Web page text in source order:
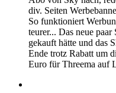
div. Seiten
So funktioniert
teurer... Das neue
gekauft hätte und das
Ende trotz Rabatt um
Euro für Threema auf